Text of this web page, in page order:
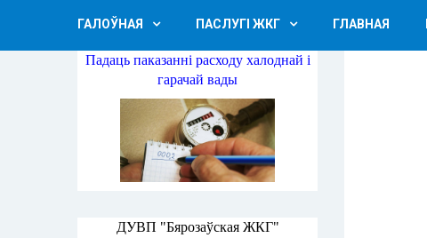
ГАЛОЎНАЯ ПАСЛУГІ ЖКГ ГЛАВНАЯ
Падаць паказанні расходу халоднай і
гарачай вады
ДУВП "Бярозаўская ЖКГ"